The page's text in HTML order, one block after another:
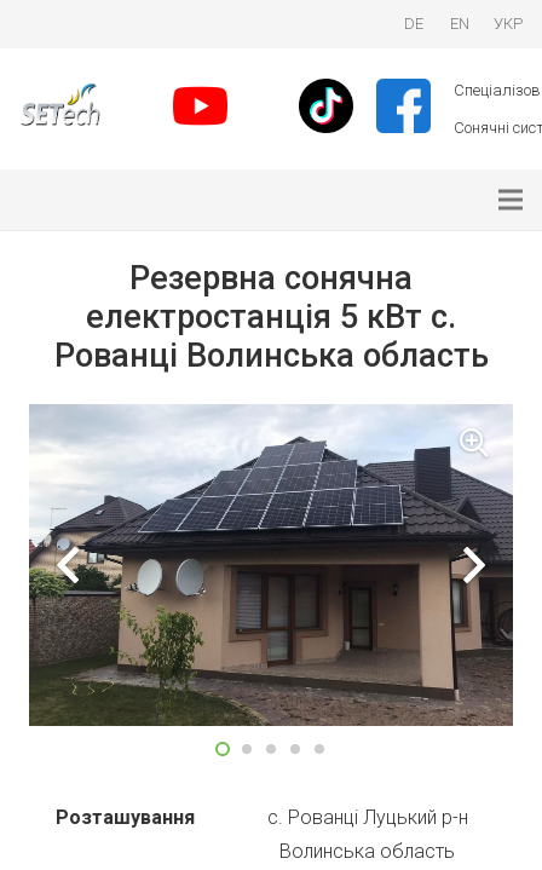
DE EN УКР
Сонячні
Резервна сонячна
електростанція 5 кВт с.
Рованці Волинська область
Розташування
с. Рованці Луцький р-н
Волинська область